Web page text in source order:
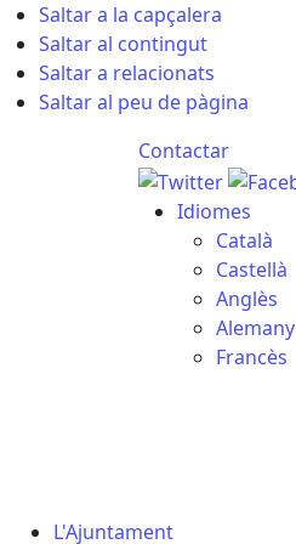
Saltar a la capçalera
Saltar al contingut
Saltar a relacionats
Saltar al peu de pàgina
Contactar
Idiomes
Català
Castellà
Anglès
Alemany
Francès
L'Ajuntament